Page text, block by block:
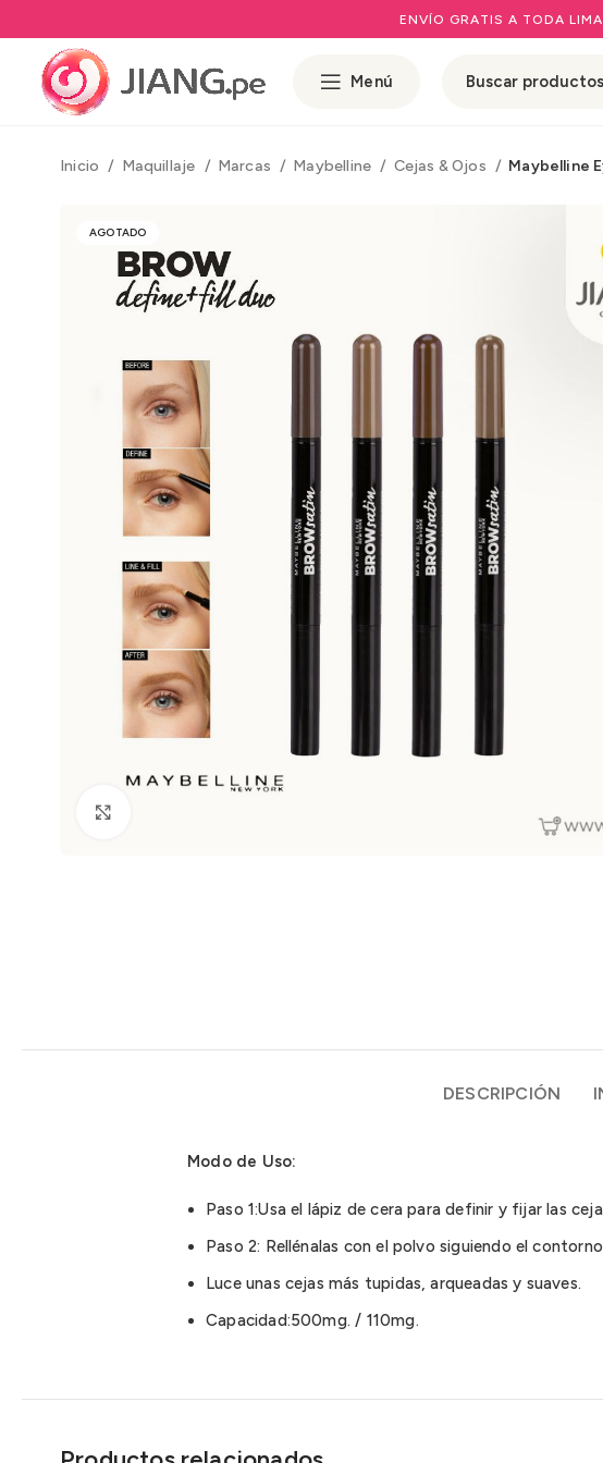
ENVÍO GRATIS A TODA
Menú
Inicio Maquillaje Marcas Maybelline Cejas & Ojos Maybelline
AGOTADO
Rango de precios: desde
DESCRIPCIÓN
Modo de Uso:
Paso 1:Usa el lápiz de cera para definir y fijar las
Paso 2: Rellénalas con el polvo siguiendo el
Luce unas cejas más tupidas, arqueadas y suaves.
Capacidad:500mg. / 110mg.